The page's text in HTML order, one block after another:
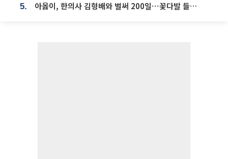
5. 아옳이, 한의사 김형배와 벌써 200일⋯꽃다발 들고 "프러포즈 아냐"